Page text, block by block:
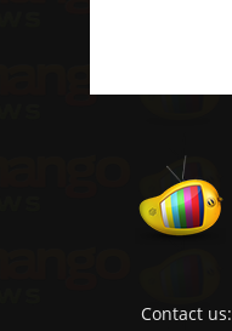
Contact us: